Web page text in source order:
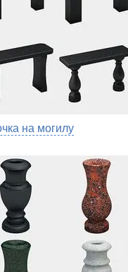
на могилу